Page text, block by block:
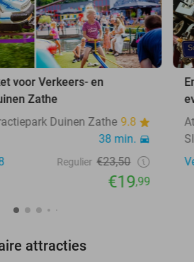
voor Verkeers- en
Zathe
Duinen Zathe 9.8
38 min.
Regulier €23,50
€19,99
attracties